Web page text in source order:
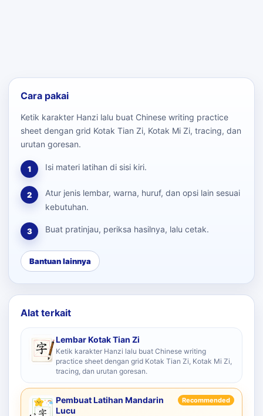
Cara pakai
Ketik karakter Hanzi lalu buat Chinese writing practice
sheet dengan grid Kotak Tian Zi, Kotak Mi Zi, tracing, dan
urutan goresan.
1 Isi materi latihan di sisi kiri.
2
Atur jenis lembar, warna, huruf, dan opsi lain sesuai
kebutuhan.
3 Buat pratinjau, periksa hasilnya, lalu cetak.
Bantuan lainnya
Alat terkait
Lembar Kotak Tian Zi
Ketik karakter Hanzi lalu buat Chinese writing
practice sheet dengan grid Kotak Tian Zi, Kotak Mi Zi,
tracing, dan urutan goresan.
Pembuat Latihan Mandarin
Lucu
Recommended